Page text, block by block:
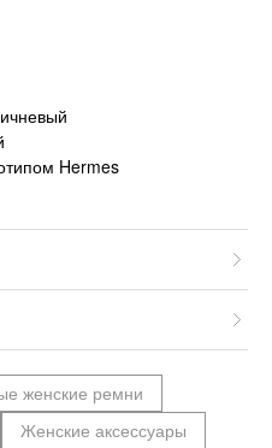
Hermes
женские ремни
Женские аксессуары